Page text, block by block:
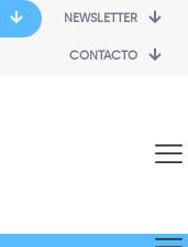
NEWSLETTER
CONTACTO